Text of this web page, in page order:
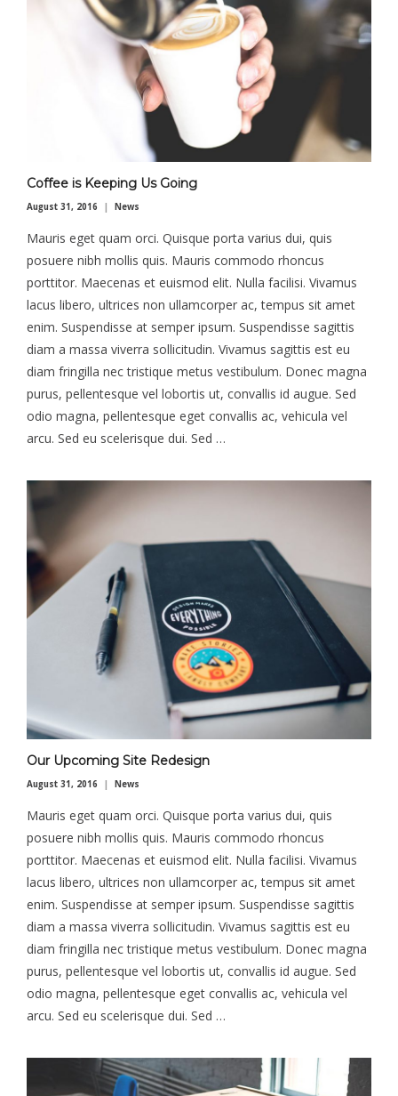
Coffee is Keeping Us Going
August 31, 2016 News
Mauris eget quam orci. Quisque porta varius dui, quis
posuere nibh mollis quis. Mauris commodo rhoncus
porttitor. Maecenas et euismod elit. Nulla facilisi. Vivamus
lacus libero, ultrices non ullamcorper ac, tempus sit amet
enim. Suspendisse at semper ipsum. Suspendisse sagittis
diam a massa viverra sollicitudin. Vivamus sagittis est eu
diam fringilla nec tristique metus vestibulum. Donec magna
purus, pellentesque vel lobortis ut, convallis id augue. Sed
odio magna, pellentesque eget convallis ac, vehicula vel
arcu. Sed eu scelerisque dui. Sed …
Our Upcoming Site Redesign
August 31, 2016 News
Mauris eget quam orci. Quisque porta varius dui, quis
posuere nibh mollis quis. Mauris commodo rhoncus
porttitor. Maecenas et euismod elit. Nulla facilisi. Vivamus
lacus libero, ultrices non ullamcorper ac, tempus sit amet
enim. Suspendisse at semper ipsum. Suspendisse sagittis
diam a massa viverra sollicitudin. Vivamus sagittis est eu
diam fringilla nec tristique metus vestibulum. Donec magna
purus, pellentesque vel lobortis ut, convallis id augue. Sed
odio magna, pellentesque eget convallis ac, vehicula vel
arcu. Sed eu scelerisque dui. Sed …